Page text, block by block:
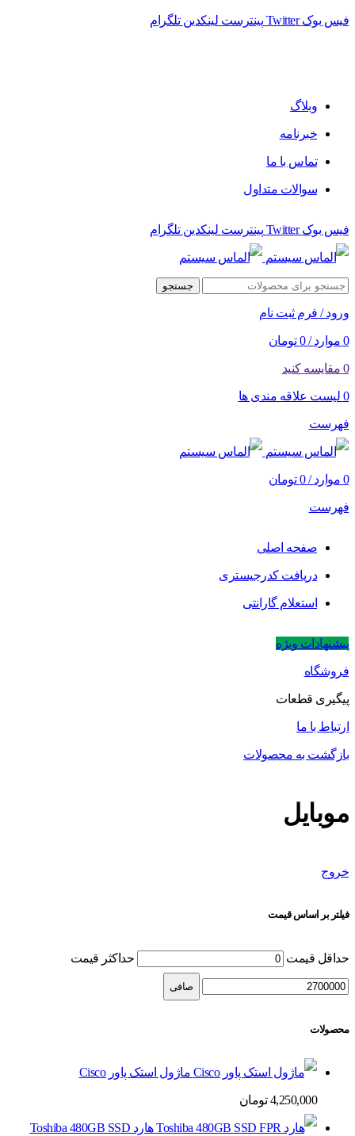
فیس بوک Twitter پینترست لینکدین تلگرام
وبلاگ
خبرنامه
تماس با ما
سوالات متداول
فیس بوک Twitter پینترست لینکدین تلگرام
جستجو
ورود / فرم ثبت نام
0 موارد /
0 تومان
0 مقایسه کنید
0 لیست علاقه مندی ها
فهرست
0 موارد /
0 تومان
فهرست
صفحه اصلی
دریافت کدرجیستری
استعلام گارانتی
پیشنهادات ویژه
فروشگاه
پیگیری قطعات
ارتباط با ما
بازگشت به محصولات
موبایل
خروج
فیلتر بر اساس قیمت
حداقل قیمت حداكثر قيمت
صافی
محصولات
ماژول استک پاور Cisco
4,250,000 تومان
هارد Toshiba 480GB SSD